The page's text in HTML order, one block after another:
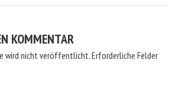
KOMMENTAR
wird nicht veröffentlicht.Erforderliche Felder